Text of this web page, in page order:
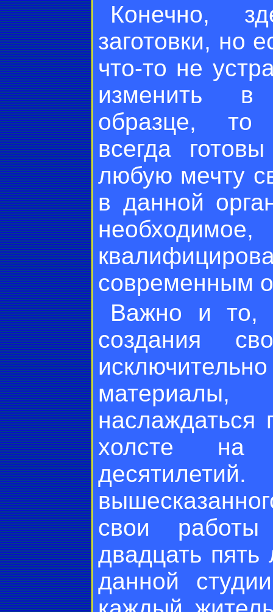
Конечно,
заготовки, но
что-то не
изменить в
образце,
всегда
любую мечту
в данной
современным
Важно и то,
создания
наслаждаться
холсте на
свои работы
двадцать пять
данной